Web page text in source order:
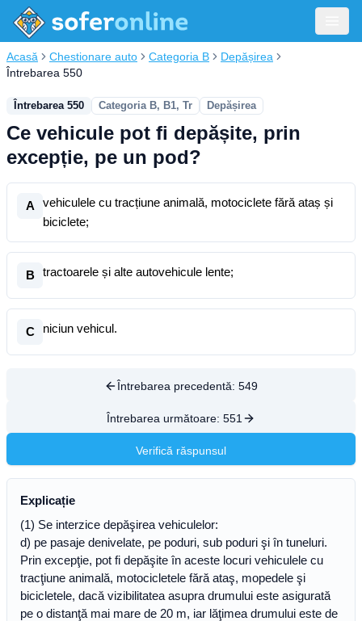
Acasă Chestionare auto Categoria B
Depășirea
Întrebarea 550
Întrebarea 550 Categoria B, B1, Tr Depășirea
Ce vehicule pot fi depășite, prin
excepție, pe un pod?
A
vehiculele cu tracțiune animală, motociclete fără ataș și
biciclete;
B tractoarele și alte autovehicule lente;
C niciun vehicul.
Întrebarea precedentă: 549
Întrebarea următoare: 551
Verifică răspunsul
Explicație
(1) Se interzice depăşirea vehiculelor:
d) pe pasaje denivelate, pe poduri, sub poduri şi în tuneluri.
Prin excepţie, pot fi depăşite în aceste locuri vehiculele cu
tracţiune animală, motocicletele fără ataş, mopedele şi
bicicletele, dacă vizibilitatea asupra drumului este asigurată
pe o distanţă mai mare de 20 m, iar lăţimea drumului este de